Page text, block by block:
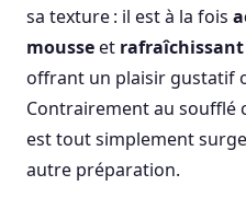
sa texture : il est à la fois
mousseet rafraîchissant
offrant un plaisir gustatif
Contrairement au soufflé
est tout simplement
autre préparation.